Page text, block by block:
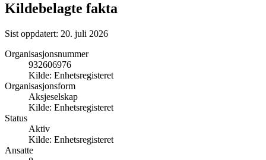
Kildebelagte fakta
Sist oppdatert: 20. juli 2026
Organisasjonsnummer
932606976
Kilde: Enhetsregisteret
Organisasjonsform
Aksjeselskap
Kilde: Enhetsregisteret
Status
Aktiv
Kilde: Enhetsregisteret
Ansatte